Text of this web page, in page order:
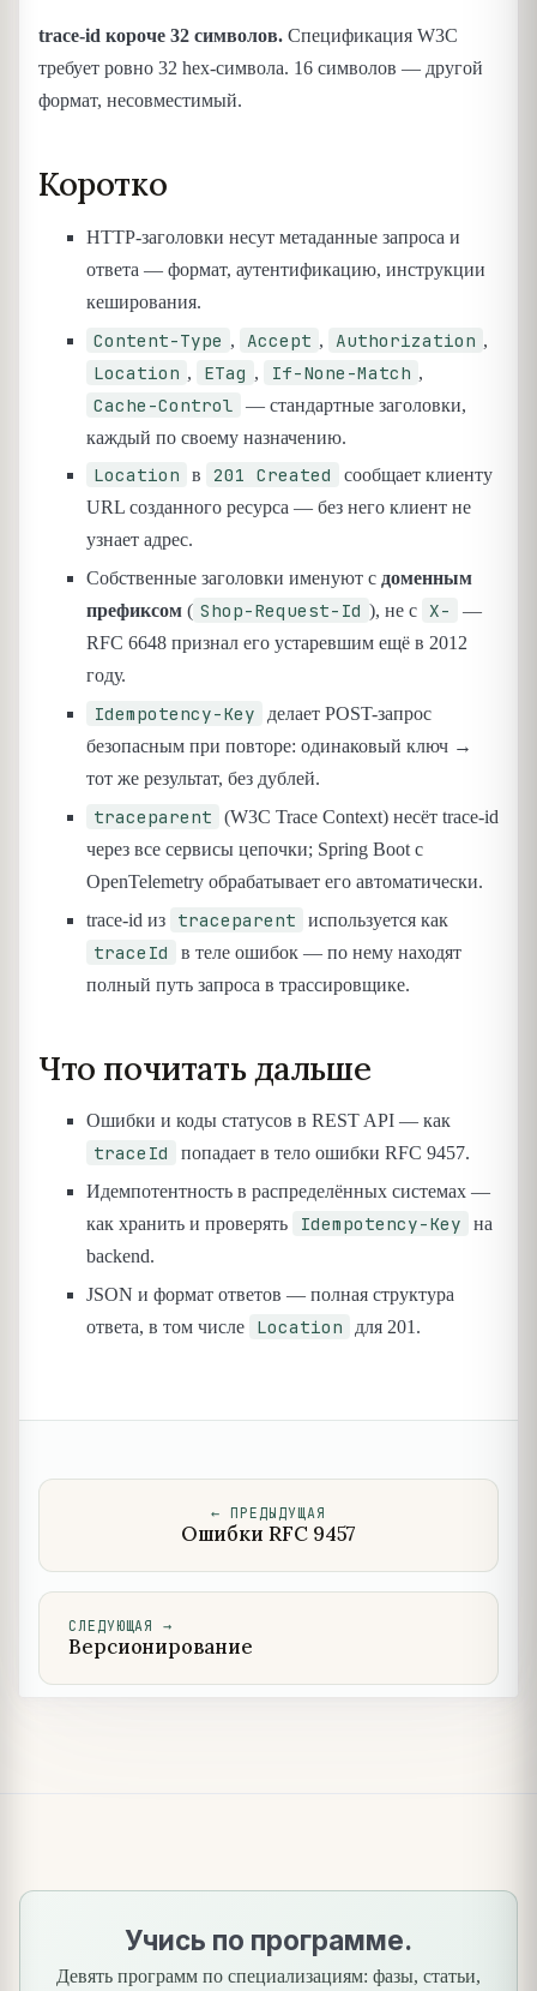
trace-id короче 32 символов. Спецификация W3C
требует ровно 32 hex-символа. 16 символов — другой
формат, несовместимый.
Коротко
HTTP-заголовки несут метаданные запроса и
ответа — формат, аутентификацию, инструкции
кеширования.
Content-Type , Accept , Authorization ,
Location , ETag , If-None-Match ,
Cache-Control
— стандартные заголовки,
каждый по своему назначению.
Location в 201 Created
сообщает клиенту
URL созданного ресурса — без него клиент не
узнает адрес.
Собственные заголовки именуют с доменным
префиксом ( Shop-Request-Id ), не с X-
—
RFC 6648 признал его устаревшим ещё в 2012
году.
Idempotency-Key
делает POST-запрос
безопасным при повторе: одинаковый ключ →
тот же результат, без дублей.
traceparent
(W3C Trace Context) несёт trace-id
через все сервисы цепочки; Spring Boot с
OpenTelemetry обрабатывает его автоматически.
trace-id из
traceparent используется как
traceId
в теле ошибок — по нему находят
полный путь запроса в трассировщике.
Что почитать дальше
Ошибки и коды статусов в REST API — как
traceId
попадает в тело ошибки RFC 9457.
Идемпотентность в распределённых системах —
как хранить и проверять
Idempotency-Key
на
backend.
JSON и формат ответов — полная структура
ответа, в том числе
Location для 201.
← ПРЕДЫДУЩАЯ
Ошибки RFC 9457
СЛЕДУЮЩАЯ →
Версионирование
Учись по программе.
Девять программ по специализациям: фазы, статьи,